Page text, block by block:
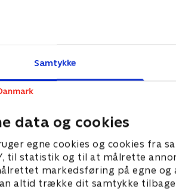
Samtykke
data og cookies
egne cookies og cookies fra
til statistik og til at målrette
markedsføring på egne og
altid trække dit samtykke tilbage
en
livet.
ikke
deltagerne må give op og
om Molang vil afløse dem.